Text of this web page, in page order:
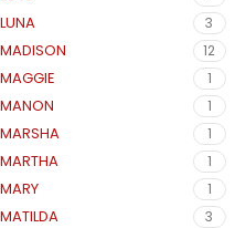
LUNA 3
MADISON 12
MAGGIE 1
MANON 1
MARSHA 1
MARTHA 1
MARY 1
MATILDA 3